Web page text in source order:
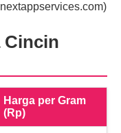
Cincin
Harga per Gram
(Rp)